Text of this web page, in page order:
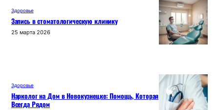
Здоровье
Запись в стоматологическую клинику
25 марта 2026
Здоровье
Нарколог на Дом в Новокузнецке: Помощь, Которая
Всегда Рядом